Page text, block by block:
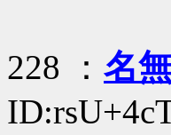
228 ： 名